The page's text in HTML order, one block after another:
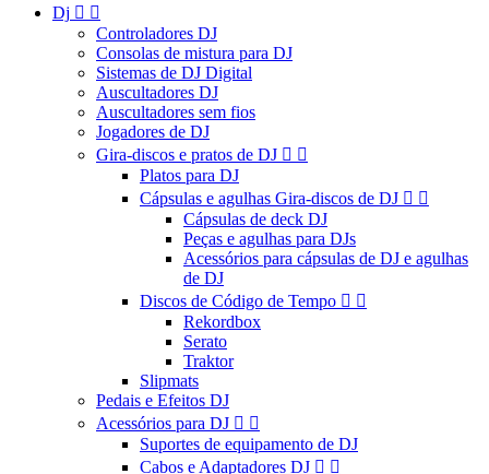
Dj  
Controladores DJ
Consolas de mistura para DJ
Sistemas de DJ Digital
Auscultadores DJ
Auscultadores sem fios
Jogadores de DJ
Gira-discos e pratos de DJ  
Platos para DJ
Cápsulas e agulhas Gira-discos de DJ  
Cápsulas de deck DJ
Peças e agulhas para DJs
Acessórios para cápsulas de DJ e agulhas
de DJ
Discos de Código de Tempo  
Rekordbox
Serato
Traktor
Slipmats
Pedais e Efeitos DJ
Acessórios para DJ  
Suportes de equipamento de DJ
Cabos e Adaptadores DJ  